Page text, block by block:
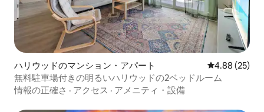
ハリウッドのマンション・アパート レビュー25
4.88 (25)
無料駐車場付きの明るいハリウッドの2ベッドルーム
情報の正確さ · アクセス · アメニティ・設備